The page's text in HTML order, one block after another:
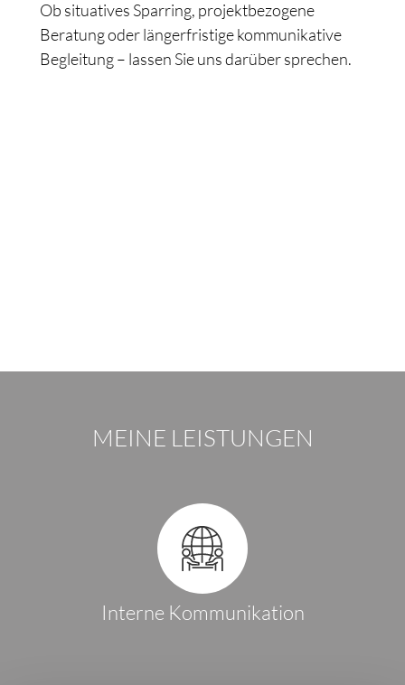
Ob situatives Sparring, projektbezogene
Beratung oder längerfristige kommunikative
Begleitung – lassen Sie uns darüber sprechen.
MEINE LEISTUNGEN
Interne Kommunikation